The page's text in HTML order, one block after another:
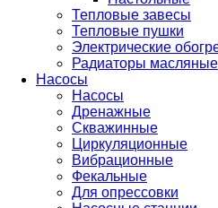
Тепловые завесы
Тепловые пушки
Электрические
Радиаторы масляные
Насосы
Насосы
Дренажные
Скважинные
Циркуляционные
Вибрационные
Фекальные
Для опрессовки